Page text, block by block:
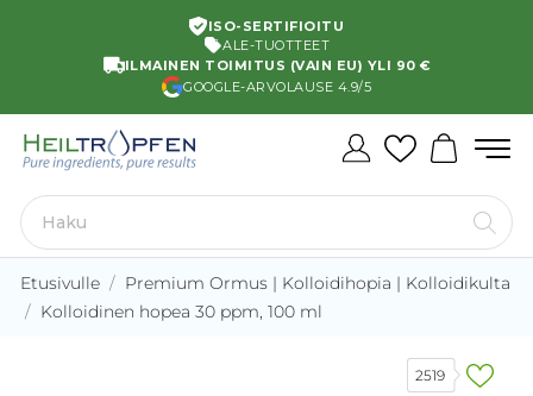
ISO-SERTIFIOITU
ALE-TUOTTEET
ILMAINEN TOIMITUS (VAIN EU) YLI 90 €
GOOGLE-ARVOLAUSE 4.9/5
Etusivulle
Premium Ormus | Kolloidihopia | Kolloidikulta
Kolloidinen hopea 30 ppm, 100 ml
2519